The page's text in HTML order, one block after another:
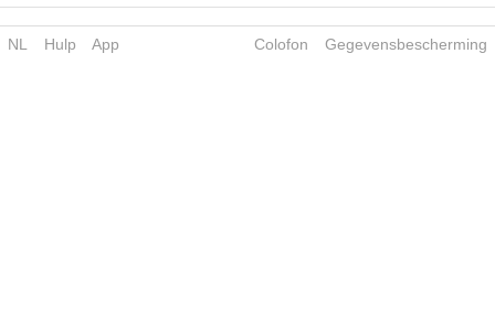
NL Hulp App Colofon Gegevensbescherming